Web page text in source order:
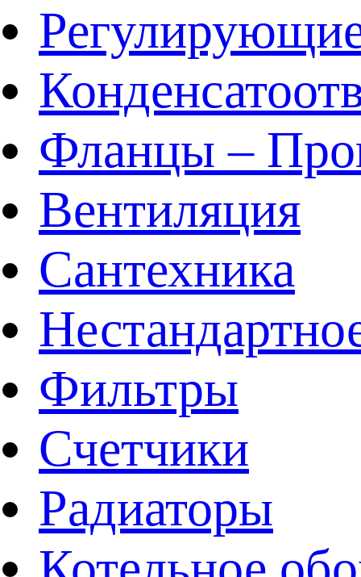
Фланцы –
Вентиляция
Сантехника
Фильтры
Счетчики
Радиаторы